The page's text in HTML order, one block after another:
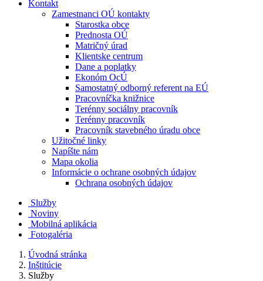
Kontakt
Zamestnanci OÚ kontakty
Starostka obce
Prednosta OÚ
Matričný úrad
Klientske centrum
Dane a poplatky
Ekonóm OcÚ
Samostatný odborný referent na EÚ
Pracovníčka knižnice
Terénny sociálny pracovník
Terénny pracovník
Pracovník stavebného úradu obce
Užitočné linky
Napíšte nám
Mapa okolia
Informácie o ochrane osobných údajov
Ochrana osobných údajov
Služby
Noviny
Mobilná aplikácia
Fotogaléria
Úvodná stránka
Inštitúcie
Služby